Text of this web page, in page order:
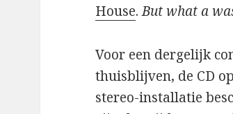
House.But what a
Voor een dergelijk
thuisblijven, de CD
stereo-installatie